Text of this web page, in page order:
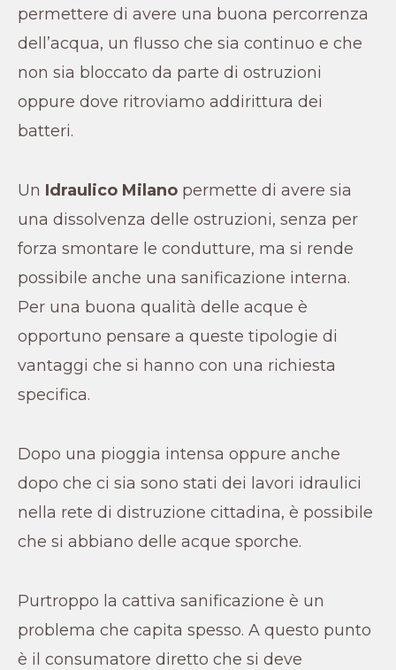
permettere di avere una buona percorrenza
dell’acqua, un flusso che sia continuo e che
non sia bloccato da parte di ostruzioni
oppure dove ritroviamo addirittura dei
batteri.
Un Idraulico Milanopermette di avere sia
una dissolvenza delle ostruzioni, senza per
forza smontare le condutture, ma si rende
possibile anche una sanificazione interna.
Per una buona qualità delle acque è
opportuno pensare a queste tipologie di
vantaggi che si hanno con una richiesta
specifica.
Dopo una pioggia intensa oppure anche
dopo che ci sia sono stati dei lavori idraulici
nella rete di distruzione cittadina, è possibile
che si abbiano delle acque sporche.
Purtroppo la cattiva sanificazione è un
problema che capita spesso. A questo punto
è il consumatore diretto che si deve